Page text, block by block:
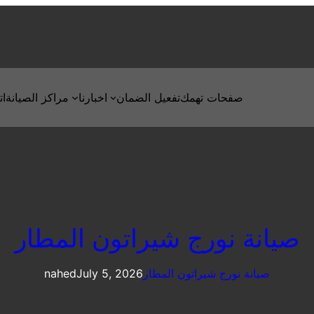
مراكز الصيانة اخبارنا تفعيل الضمانصفحات تهمك
صيانة نورج شيراتون المطار
nahedJuly 5, 2026 صيانة نورج شيراتون المطار